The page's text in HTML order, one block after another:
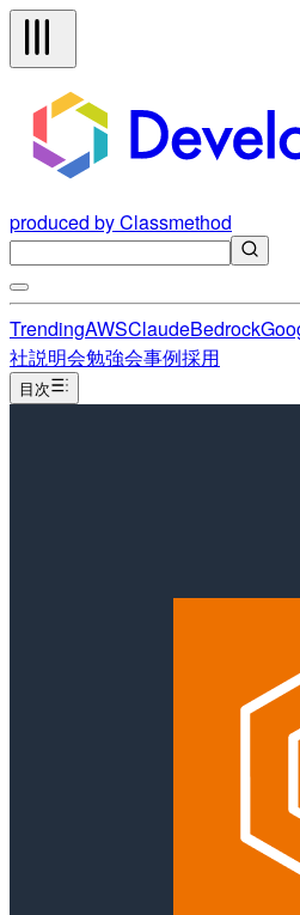
produced by Classmethod
TrendingAWSClaudeBedrock
社説明会勉強会事例採用
目次